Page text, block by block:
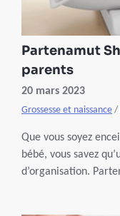
Partenamut
parents
20 mars 2023
Grossesse et naissance /
Que vous soyez
bébé, vous savez
d’organisation.